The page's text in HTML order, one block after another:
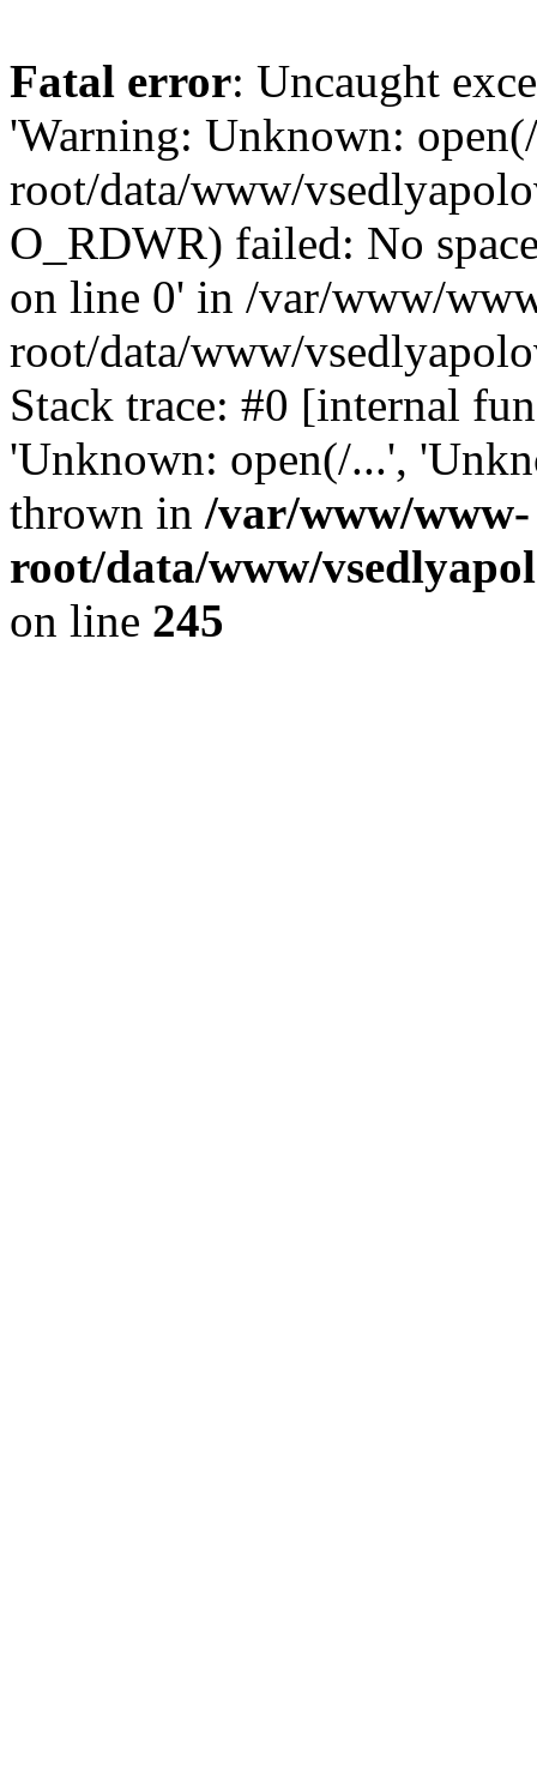
Fatal error: Uncaught
'Warning: Unknown:
root/data/www/
O_RDWR) failed: No
on line 0' in /var/www/
root/data/www/
Stack trace: #0 [internal
'Unknown: open(/...',
thrown in /var/www/www-
root/data/www/
on line 245